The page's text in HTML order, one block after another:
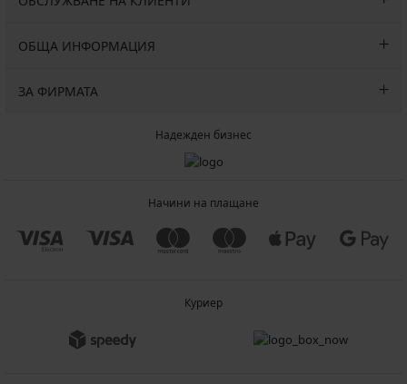
ОБЩА ИНФОРМАЦИЯ
ЗА ФИРМАТА
Надежден бизнес
Начини на плащане
Куриер